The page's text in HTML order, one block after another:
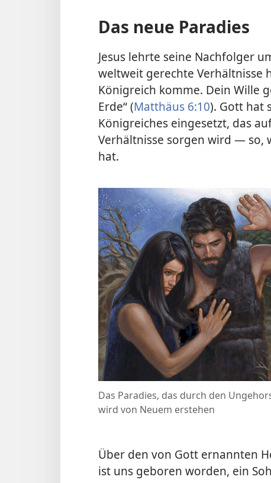
Das neue Paradies
Jesus lehrte seine Nachfolger
weltweit gerechte Verhältnisse
Königreich komme. Dein Wille
Erde“ (Matthäus 6:10). Gott hat
Königreiches eingesetzt, das
Verhältnisse sorgen wird — so,
hat.
Das Paradies, das durch den
wird von Neuem erstehen
Über den von Gott ernannten
ist uns geboren worden, ein